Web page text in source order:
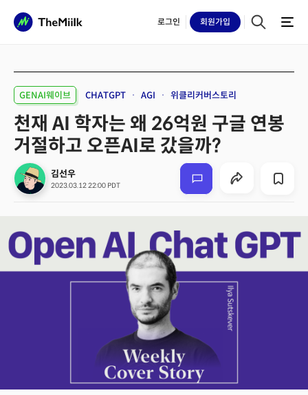
로그인 회원가입
GENAI웨이브 CHATGPT AGI 위클리커버스토리
천재 AI 학자는 왜 26억원 구글 연봉
거절하고 오픈AI로 갔을까?
김선우
2023.03.12 22:00 PDT